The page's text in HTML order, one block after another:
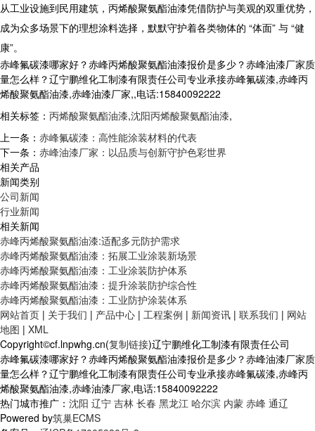
从工业设施到民用建筑，丙烯酸聚氨酯油漆凭借防护与美观的双重优势，
成为众多场景下的理想涂料选择，默默守护着各类物体的 “体面” 与 “健
康”。​
赤峰氟碳漆哪家好？赤峰丙烯酸聚氨酯油漆报价是多少？赤峰油漆厂家质
量怎么样？辽宁鹏维化工制漆有限责任公司专业承接赤峰氟碳漆,赤峰丙
烯酸聚氨酯油漆,赤峰油漆厂家,,电话:15840092222
相关标签： 丙烯酸聚氨酯油漆,沈阳丙烯酸聚氨酯油漆,
上一条： 赤峰氟碳漆：高性能涂装材料的代表​
下一条： 赤峰油漆厂家：以品质与创新守护色彩世界
相关产品
新闻类别
公司新闻
行业新闻
相关新闻
赤峰丙烯酸聚氨酯油漆:适配多元防护需求
赤峰丙烯酸聚氨酯油漆：拓展工业涂装新场景
赤峰丙烯酸聚氨酯油漆：工业涂装防护体系
赤峰丙烯酸聚氨酯油漆：提升涂装防护综合性
赤峰丙烯酸聚氨酯油漆：工业防护涂装体系
网站首页 | 关于我们 | 产品中心 | 工程案例 | 新闻资讯 | 联系我们 | 网站
地图 | XML
Copyright©cf.lnpwhg.cn(复制链接)辽宁鹏维化工制漆有限责任公司
赤峰氟碳漆哪家好？赤峰丙烯酸聚氨酯油漆报价是多少？赤峰油漆厂家质
量怎么样？辽宁鹏维化工制漆有限责任公司专业承接赤峰氟碳漆,赤峰丙
烯酸聚氨酯油漆,赤峰油漆厂家,电话:15840092222
热门城市推广： 沈阳 辽宁 吉林 长春 黑龙江 哈尔滨 内蒙 赤峰 通辽
Powered by筑巢ECMS